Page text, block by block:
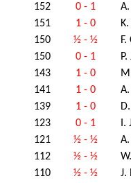
152 0 - 1
151 1 - 0
150 ½ - ½
150 0 - 1
143 1 - 0
141 1 - 0
139 1 - 0
123 0 - 1
I.
121 ½ - ½
112 ½ - ½
110 ½ - ½
J.